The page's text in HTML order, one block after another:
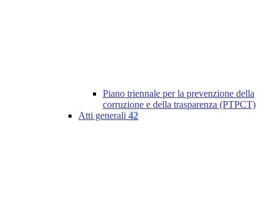
Piano triennale per la prevenzione della
corruzione e della trasparenza (PTPCT)
Atti generali 42